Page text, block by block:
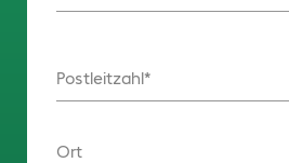
Postleitzahl
Ort